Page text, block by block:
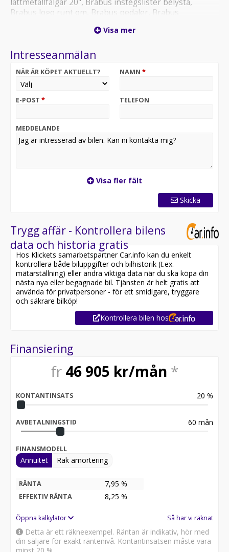
lättmetallfälgar 20", Brabus instegslister belysta,
Brabus logo runt om, Brabus pedaler, Brabus
navigationstjänster, Aktiv urshållningsassistent,
fjärr, AMG bromsok lackerade i rött, Mercedes-Benz
Underhållningspaket i baksäte, Burmester® Surround
Soundsystem, Parkeringassistent Parktronic, Adaptiv
Uppvärmbar vindruta, Innertak i svart alcantara,
Multibeam LED-strålkastare, AMG Performance ratt i
kolfiber/Alcantara, Rattvärme, AMG Night package,
Superior Line interiör, Performancepaket, Dragkrok,
Visa mer
Intresseanmälan
NÄR ÄR KÖPET AKTUELLT? NAMN *
E-POST * TELEFON
MEDDELANDE
Visa fler fält
Skicka
Trygg affär - Kontrollera bilens
data och historia gratis
Hos Klickets samarbetspartner Car.info kan du enkelt
kontrollera både biluppgifter och bilhistorik (t.ex.
mätarställning) eller andra viktiga data när du ska köpa din
nästa nya eller begagnade bil. Tjänsten är helt gratis att
använda för privatpersoner - för ett smidigare, tryggare
och säkrare bilköp!
Kontrollera bilen hos
Finansiering
fr 46 905 kr/mån *
KONTANTINSATS 20 %
AVBETALNINGSTID 60 mån
FINANSMODELL
Annuitet Rak amortering
RÄNTA 7,95 %
EFFEKTIV RÄNTA 8,25 %
Öppna kalkylator Så har vi räknat
Detta är ett räkneexempel. Räntan är indikativ, hör med
din säljare för exakt räntenivå. Kontantinsatsen måste vara
minst 20 %.